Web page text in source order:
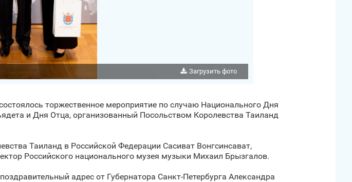
Загрузить фото
торжественное мероприятие по случаю Национального Дня
и Дня Отца, организованный Посольством Королевства Таиланд
Таиланд в Российской Федерации Сасиват Вонгсинсават,
Российского национального музея музыки Михаил Брызгалов.
адрес от Губернатора Санкт‑Петербурга Александра